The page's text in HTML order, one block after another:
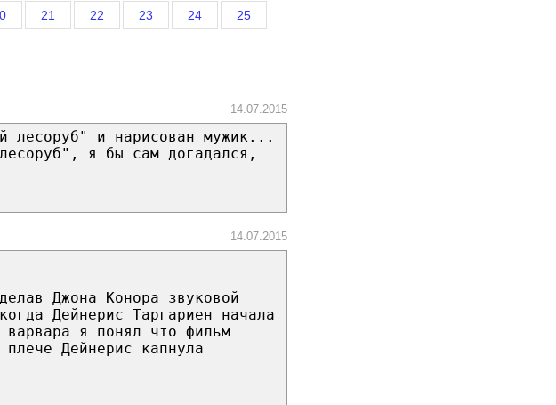
21 22 23 24 25
14.07.2015
лесоруб" и нарисован мужик...
я бы сам догадался,
14.07.2015
Джона Конора звуковой
Дейнерис Таргариен начала
варвара я понял что фильм
Дейнерис капнула